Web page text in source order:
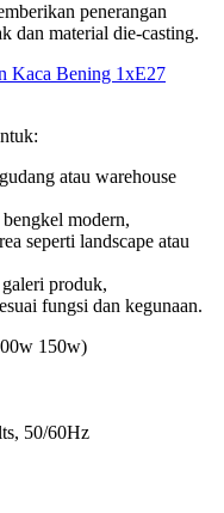
penerangan
dan material die-casting.
Kaca Bening 1xE27
atau warehouse
modern,
seperti landscape atau
produk,
fungsi dan kegunaan.
150w)
50/60Hz